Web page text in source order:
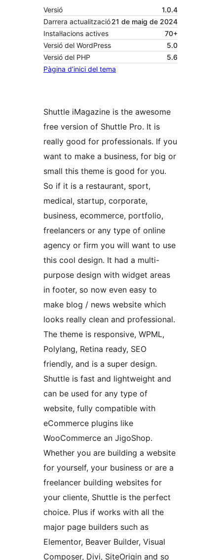
Versió
1.0.4
Darrera actualització21 de maig de 2024
Instal·lacions actives
70+
Versió del WordPress
5.0
Versió del PHP
5.6
Pàgina d’inici del tema
Shuttle iMagazine is the awesome
free version of Shuttle Pro. It is
really good for professionals. If you
want to make a business, for big or
small this theme is good for you.
So if it is a restaurant, sport,
medical, startup, corporate,
business, ecommerce, portfolio,
freelancers or any type of online
agency or firm you will want to use
this cool design. It had a multi-
purpose design with widget areas
in footer, so now even easy to
make blog / news website which
looks really clean and professional.
The theme is responsive, WPML,
Polylang, Retina ready, SEO
friendly, and is a super design.
Shuttle is fast and lightweight and
can be used for any type of
website, fully compatible with
eCommerce plugins like
WooCommerce an JigoShop.
Whether you are building a website
for yourself, your business or are a
freelancer building websites for
your cliente, Shuttle is the perfect
choice. Plus if works with all the
major page builders such as
Elementor, Beaver Builder, Visual
Composer, Divi, SiteOrigin and so